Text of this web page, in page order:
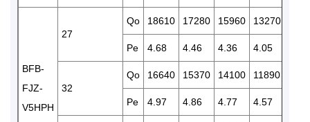
BFB-
FJZ-
V5HPH
27
Qo 18610 17280 15960 13270
Pe 4.68 4.46 4.36 4.05
32
Qo 16640 15370 14100 11890
Pe 4.97 4.86 4.77 4.57